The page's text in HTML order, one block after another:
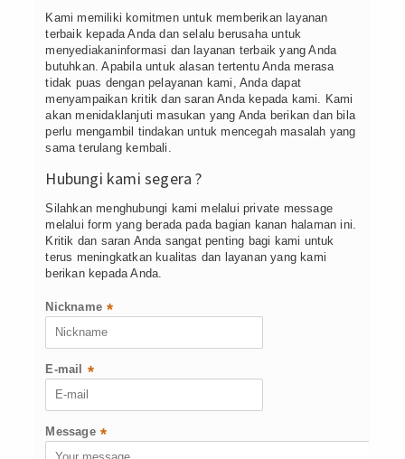
Forum Diskusi
Ujian Sekolah
Elearning Akademik
KLEULUSAN SPMB GELOMBANG 1
PENDAFTARAN CALON TARUNA/I
GELOMBANG 2 TA.2026/2027
KONTAK SEKOLAH
Kami memiliki komitmen untuk memberikan layanan
terbaik kepada Anda dan selalu berusaha untuk
menyediakaninformasi dan layanan terbaik yang Anda
butuhkan. Apabila untuk alasan tertentu Anda merasa
tidak puas dengan pelayanan kami, Anda dapat
menyampaikan kritik dan saran Anda kepada kami. Kami
akan menidaklanjuti masukan yang Anda berikan dan bila
perlu mengambil tindakan untuk mencegah masalah yang
sama terulang kembali.
Hubungi kami segera ?
Silahkan menghubungi kami melalui private message
melalui form yang berada pada bagian kanan halaman ini.
Kritik dan saran Anda sangat penting bagi kami untuk
terus meningkatkan kualitas dan layanan yang kami
berikan kepada Anda.
Nickname *
E-mail *
Message *